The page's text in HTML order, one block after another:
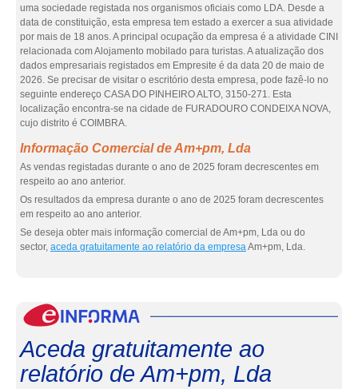
uma sociedade registada nos organismos oficiais como LDA. Desde a
data de constituição, esta empresa tem estado a exercer a sua atividade
por mais de 18 anos. A principal ocupação da empresa é a atividade CINI
relacionada com Alojamento mobilado para turistas. A atualização dos
dados empresariais registados em Empresite é da data 20 de maio de
2026. Se precisar de visitar o escritório desta empresa, pode fazê-lo no
seguinte endereço CASA DO PINHEIRO ALTO, 3150-271. Esta
localização encontra-se na cidade de FURADOURO CONDEIXA NOVA,
cujo distrito é COIMBRA.
Informação Comercial de Am+pm, Lda
As vendas registadas durante o ano de 2025 foram decrescentes em
respeito ao ano anterior.
Os resultados da empresa durante o ano de 2025 foram decrescentes
em respeito ao ano anterior.
Se deseja obter mais informação comercial de Am+pm, Lda ou do
sector, aceda gratuitamente ao relatório da empresaAm+pm, Lda.
Aceda gratuitamente ao
relatório de Am+pm, Lda